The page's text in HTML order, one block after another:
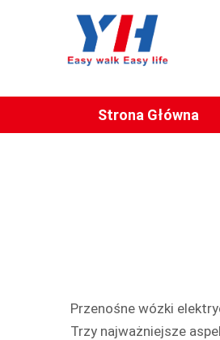
Strona Główna
Przenośne wózki
Trzy najważniejsze